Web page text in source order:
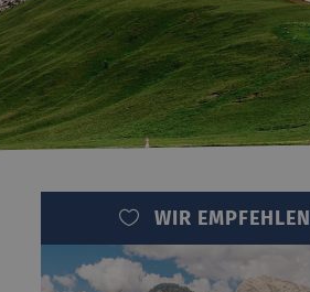
WIR EMPFEHLEN